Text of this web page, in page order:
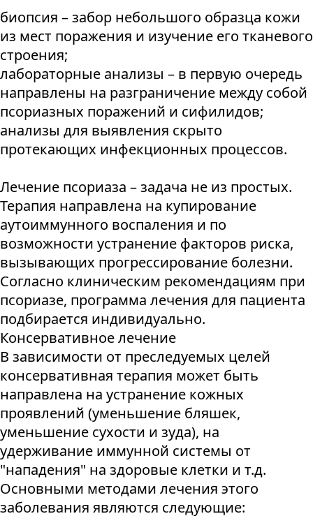
биопсия – забор небольшого образца кожи
из мест поражения и изучение его тканевого
строения;
лабораторные анализы – в первую очередь
направлены на разграничение между собой
псориазных поражений и сифилидов;
анализы для выявления скрыто
протекающих инфекционных процессов.
Лечение псориаза – задача не из простых.
Терапия направлена на купирование
аутоиммунного воспаления и по
возможности устранение факторов риска,
вызывающих прогрессирование болезни.
Согласно клиническим рекомендациям при
псориазе, программа лечения для пациента
подбирается индивидуально.
Консервативное лечение
В зависимости от преследуемых целей
консервативная терапия может быть
направлена на устранение кожных
проявлений (уменьшение бляшек,
уменьшение сухости и зуда), на
удерживание иммунной системы от
"нападения" на здоровые клетки и т.д.
Основными методами лечения этого
заболевания являются следующие: